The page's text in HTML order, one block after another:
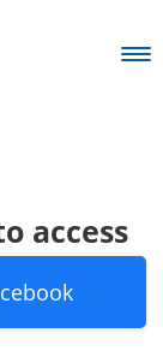
access